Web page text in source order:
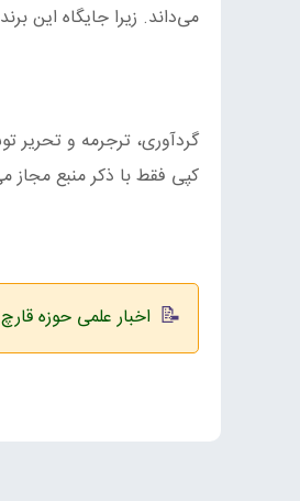
می‌داند. زیرا جایگاه این
گردآوری، ترجرمه و تحریر
کپی فقط با ذکر منبع مجاز
اخبار علمی حوزه قارچ